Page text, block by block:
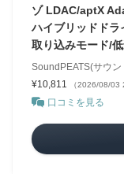
ゾ LDAC/aptX
ハイブリッドド
取り込みモード/
SoundPEATS(サウ
¥10,811
（2026/08/03
口コミを見る